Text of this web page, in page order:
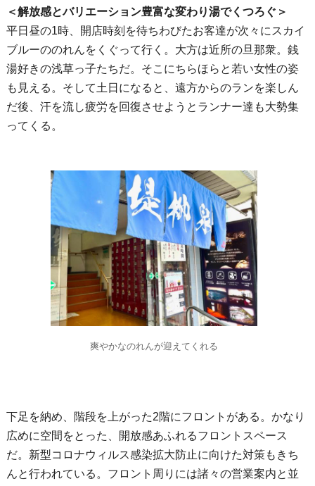
＜解放感とバリエーション豊富な変わり湯でくつろぐ＞
平日昼の1時、開店時刻を待ちわびたお客達が次々にスカイ
ブルーののれんをくぐって行く。大方は近所の旦那衆。銭
湯好きの浅草っ子たちだ。そこにちらほらと若い女性の姿
も見える。そして土日になると、遠方からのランを楽しん
だ後、汗を流し疲労を回復させようとランナー達も大勢集
ってくる。
爽やかなのれんが迎えてくれる
下足を納め、階段を上がった2階にフロントがある。かなり
広めに空間をとった、開放感あふれるフロントスペース
だ。新型コロナウィルス感染拡大防止に向けた対策もきち
んと行われている。フロント周りには諸々の営業案内と並